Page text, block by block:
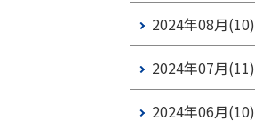
2024年08月(10)
2024年07月(11)
2024年06月(10)